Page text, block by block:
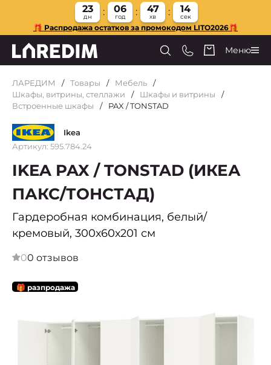
23
дн
06
год
47
хв
14
сек
🎁 Распродажа остатков за промокодом LITO2026🎁
Меню
ЛАРЕДИМ Товары
Мебель
Шкафы, витрины, стеллажи
Шкафы и витрины
Встроенные шкафы
PAX / TONSTAD
Ikea
Артикул: 595.784.24
IKEA PAX / TONSTAD (ИКЕА
ПАКС/ТОНСТАД)
Гардеробная комбинация, белый/
кремовый, 300х60х201 см
00 отзывов
🎁 разпродажа